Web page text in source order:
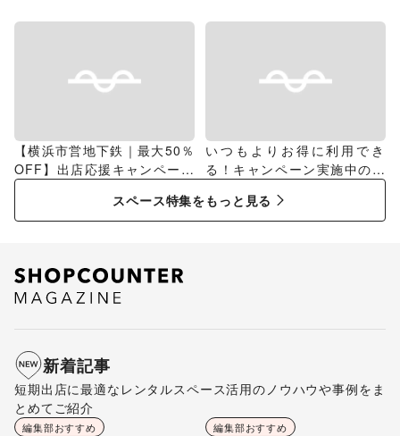
【横浜市営地下鉄｜最大50％
OFF】出店応援キャンペーン
特集
いつもよりお得に利用でき
る！キャンペーン実施中のス
スペース特集をもっと見る
新着記事
短期出店に最適なレンタルスペース活用のノウハウや事例をま
とめてご紹介
編集部おすすめ 編集部おすすめ